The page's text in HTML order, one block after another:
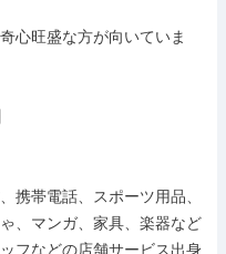
心旺盛な方が向いていま
携帯電話、スポーツ用品、
、マンガ、家具、楽器など
フなどの店舗サービス出身